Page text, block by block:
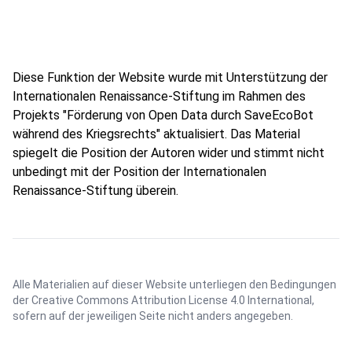
Diese Funktion der Website wurde mit Unterstützung der
Internationalen Renaissance-Stiftung im Rahmen des
Projekts "Förderung von Open Data durch SaveEcoBot
während des Kriegsrechts" aktualisiert. Das Material
spiegelt die Position der Autoren wider und stimmt nicht
unbedingt mit der Position der Internationalen
Renaissance-Stiftung überein.
Alle Materialien auf dieser Website unterliegen den Bedingungen
derCreative Commons Attribution License 4.0 International ,
sofern auf der jeweiligen Seite nicht anders angegeben.